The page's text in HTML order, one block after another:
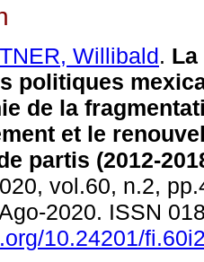
Willibald.
politiques
de la
et le
partis (2012-
vol.60, n.2,
2020. ISSN
10.24201/